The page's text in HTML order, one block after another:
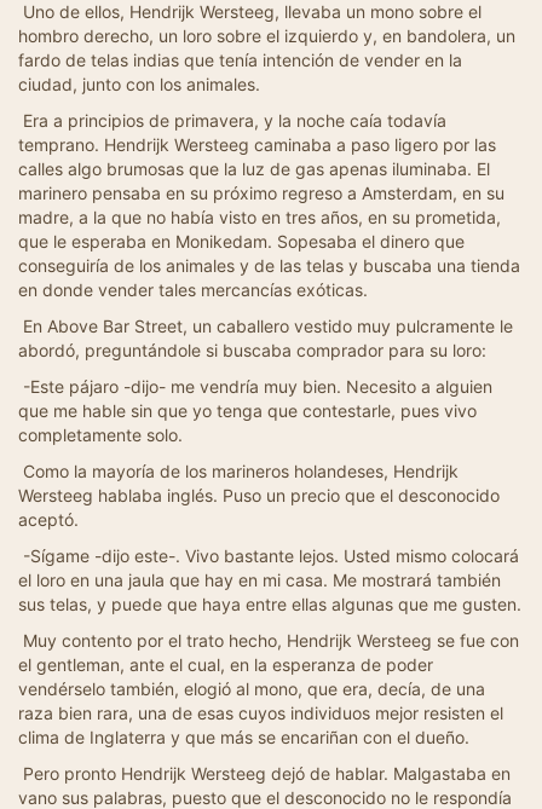
Uno de ellos, Hendrijk Wersteeg, llevaba un mono sobre el
hombro derecho, un loro sobre el izquierdo y, en bandolera, un
fardo de telas indias que tenía intención de vender en la
ciudad, junto con los animales.
Era a principios de primavera, y la noche caía todavía
temprano. Hendrijk Wersteeg caminaba a paso ligero por las
calles algo brumosas que la luz de gas apenas iluminaba. El
marinero pensaba en su próximo regreso a Amsterdam, en su
madre, a la que no había visto en tres años, en su prometida,
que le esperaba en Monikedam. Sopesaba el dinero que
conseguiría de los animales y de las telas y buscaba una tienda
en donde vender tales mercancías exóticas.
En Above Bar Street, un caballero vestido muy pulcramente le
abordó, preguntándole si buscaba comprador para su loro:
-Este pájaro -dijo- me vendría muy bien. Necesito a alguien
que me hable sin que yo tenga que contestarle, pues vivo
completamente solo.
Como la mayoría de los marineros holandeses, Hendrijk
Wersteeg hablaba inglés. Puso un precio que el desconocido
aceptó.
-Sígame -dijo este-. Vivo bastante lejos. Usted mismo colocará
el loro en una jaula que hay en mi casa. Me mostrará también
sus telas, y puede que haya entre ellas algunas que me gusten.
Muy contento por el trato hecho, Hendrijk Wersteeg se fue con
el gentleman, ante el cual, en la esperanza de poder
vendérselo también, elogió al mono, que era, decía, de una
raza bien rara, una de esas cuyos individuos mejor resisten el
clima de Inglaterra y que más se encariñan con el dueño.
Pero pronto Hendrijk Wersteeg dejó de hablar. Malgastaba en
vano sus palabras, puesto que el desconocido no le respondía